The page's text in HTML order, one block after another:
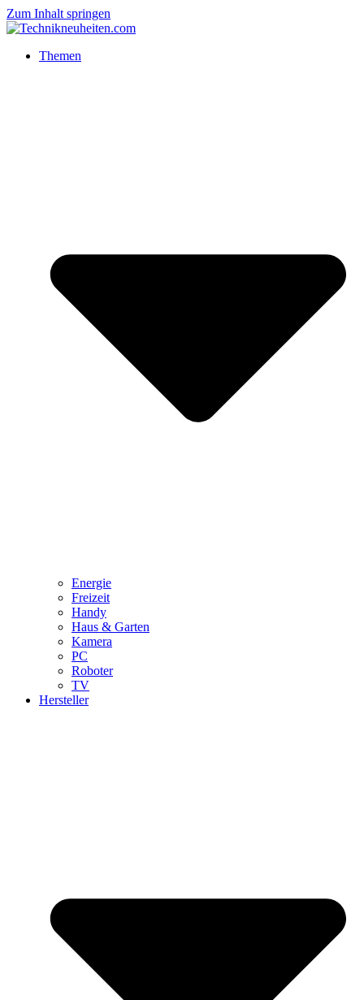
Zum Inhalt springen
Themen
Energie
Freizeit
Handy
Haus & Garten
Kamera
PC
Roboter
TV
Hersteller